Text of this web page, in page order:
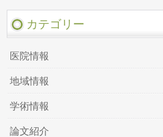
カテゴリー
医院情報
地域情報
学術情報
論文紹介